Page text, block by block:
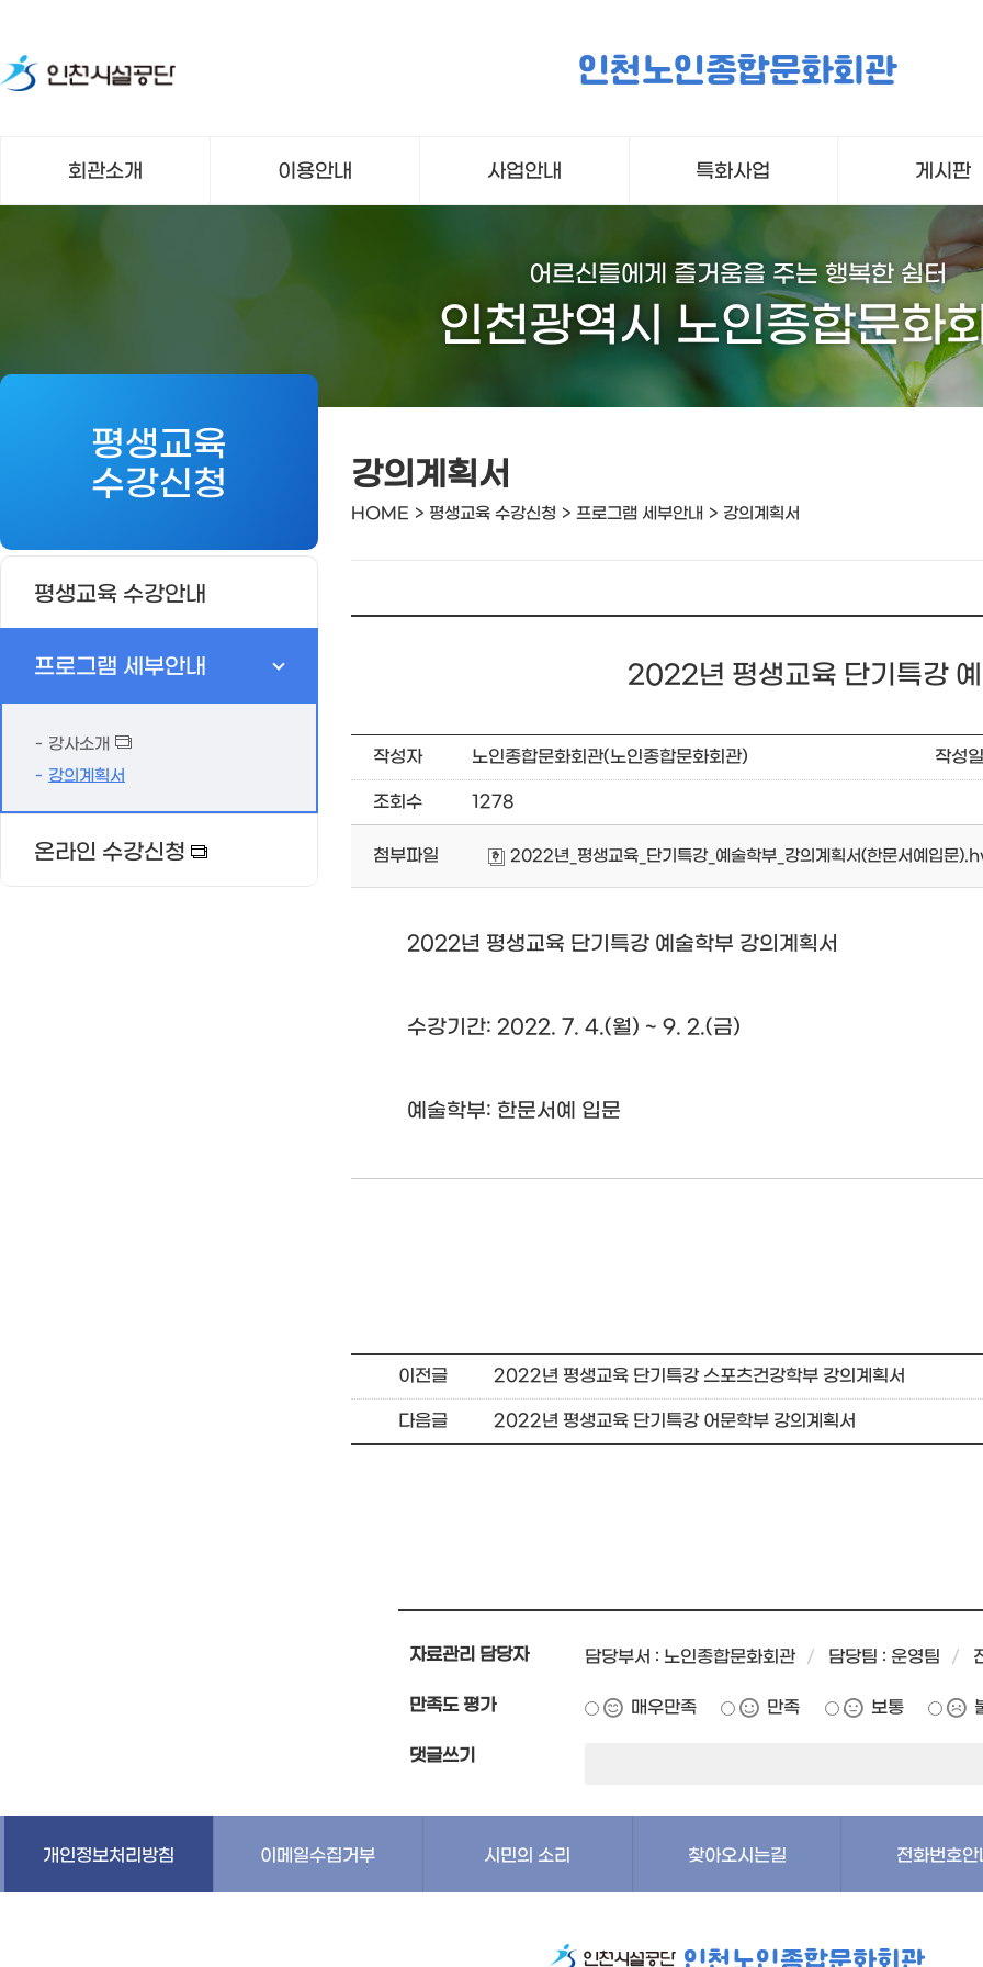
인천노인종합문화회관
회관소개 이용안내 사업안내 특화사업 게시판
어르신들에게 즐거움을 주는 행복한 쉼터
인천광역시 노인종합문화
평생교육
수강신청
평생교육 수강안내
프로그램 세부안내
강사소개
강의계획서
온라인 수강신청
강의계획서
HOME 평생교육 수강신청 프로그램 세부안내 강의계획서
2022년 평생교육 단기특강
작성자 노인종합문화회관(노인종합문화회관) 작성일
조회수 1278
첨부파일 2022년_평생교육_단기특강_예술학부_강의계획서(한문서예입문
2022년 평생교육 단기특강 예술학부 강의계획서
수강기간: 2022. 7. 4.(월) ~ 9. 2.(금)
예술학부: 한문서예 입문
이전글 2022년 평생교육 단기특강 스포츠건강학부 강의계획서
다음글 2022년 평생교육 단기특강 어문학부 강의계획서
자료관리 담당자 담당부서 : 노인종합문화회관 담당팀 : 운영팀
만족도 평가 매우만족 만족 보통
댓글쓰기
개인정보처리방침 이메일수집거부 시민의 소리 찾아오시는길 전화번호안